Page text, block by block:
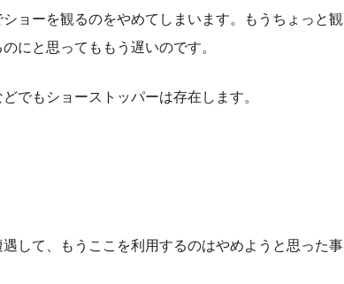
ョーを観るのをやめてしまいます。もうちょっと観
にと思ってももう遅いのです。
でもショーストッパーは存在します。
して、もうここを利用するのはやめようと思った事